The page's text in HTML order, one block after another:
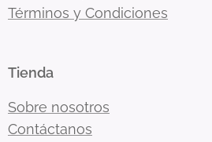
Términos y Condiciones
Tienda
Sobre nosotros
Contáctanos